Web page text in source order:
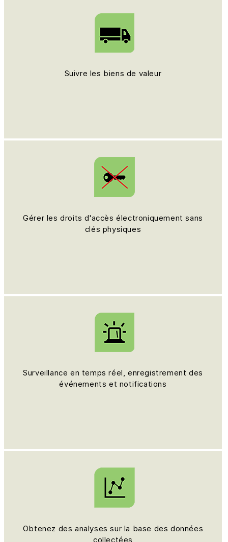
Suivre les biens de valeur
Gérer les droits d'accès électroniquement sans
clés physiques
Surveillance en temps réel, enregistrement des
événements et notifications
Obtenez des analyses sur la base des données
collectées